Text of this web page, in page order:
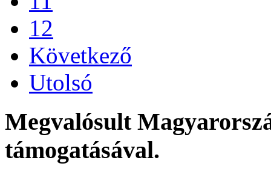
12
Következő
Utolsó
Megvalósult
támogatásával.